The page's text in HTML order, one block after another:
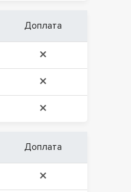
Доплата
Доплата